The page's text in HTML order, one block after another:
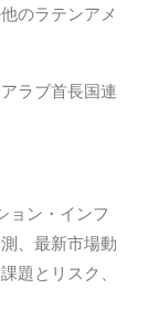
のラテンアメ
ラブ首長国連
ョン・インフ
、最新市場動
題とリスク、